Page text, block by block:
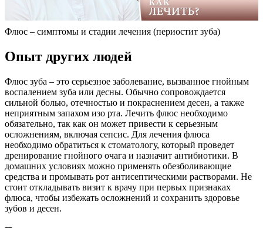
Флюс – симптомы и стадии лечения (периостит зуба)
Опыт других людей
Флюс зуба – это серьезное заболевание, вызванное гнойным
воспалением зуба или десны. Обычно сопровождается
сильной болью, отечностью и покраснением десен, а также
неприятным запахом изо рта. Лечить флюс необходимо
обязательно, так как он может привести к серьезным
осложнениям, включая сепсис. Для лечения флюса
необходимо обратиться к стоматологу, который проведет
дренирование гнойного очага и назначит антибиотики. В
домашних условиях можно применять обезболивающие
средства и промывать рот антисептическими растворами. Не
стоит откладывать визит к врачу при первых признаках
флюса, чтобы избежать осложнений и сохранить здоровье
зубов и десен.